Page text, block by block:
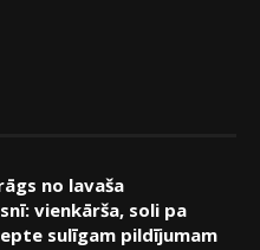
no lavaša
vienkārša, soli pa
sulīgam pildījumam